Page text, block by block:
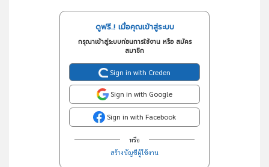
ดูฟรี..! เมื่อคุณเข้าสู่ระบบ
กรุณาเข้าสู่ระบบก่อนการใช้งาน หรือ สมัคร
สมาชิก
Sign in with Creden
Sign in with Google
Sign in with Facebook
หรือ
สร้างบัญชีผู้ใช้งาน